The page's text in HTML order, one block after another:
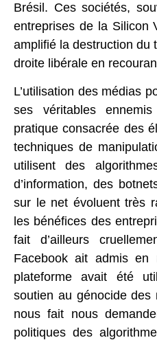
Brésil. Ces sociétés,
entreprises de la Silicon
amplifié la destruction du
droite libérale en
L’utilisation des médias
ses véritables
pratique consacrée des
techniques de
utilisent des
d’information, des
sur le net évoluent très
les bénéfices des
fait d’ailleurs
Facebook ait admis en
plateforme avait été
soutien au génocide des
nous fait nous
politiques des